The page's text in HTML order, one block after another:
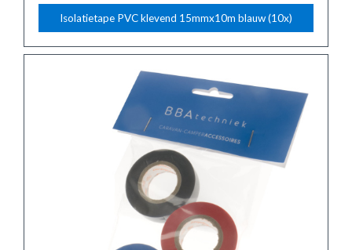
Isolatietape PVC klevend 15mmx10m blauw (10x)